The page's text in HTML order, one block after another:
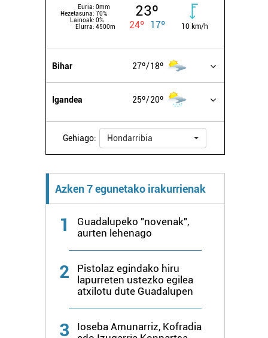
Euria: 0mm
Hezetasuna: 70%
Lainoak: 0%
Elurra: 4500m
23º
24º 17º 10 km/h
Bihar 27º 18º
Igandea 25º 20º
Gehiago: Hondarribia
Azken 7 egunetako irakurrienak
1
Guadalupeko "novenak",
aurten lehenago
2
Pistolaz egindako hiru
lapurreten ustezko egilea
atxilotu dute Guadalupen
3
Ioseba Amunarriz, Kofradia